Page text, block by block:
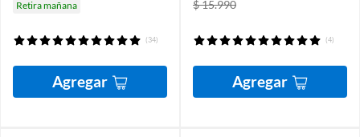
Retira mañana
(34)
Agregar
$ 15.990
(4)
Agregar